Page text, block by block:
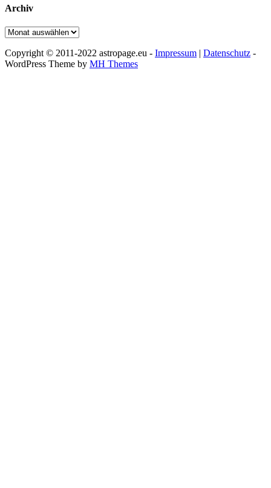
Archiv
Archiv
Copyright © 2011-2022 astropage.eu - Impressum | Datenschutz -
WordPress Theme by MH Themes